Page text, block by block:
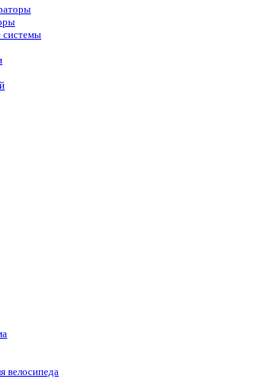
системы
велосипеда